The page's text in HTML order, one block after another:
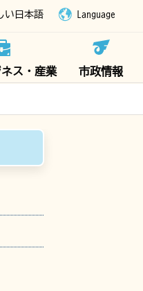
い日本語 Language
ス・産業 市政情報